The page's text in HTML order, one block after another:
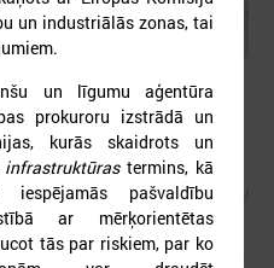
parāda plašu un
skolu tīklu Latvijā
plašu un detalizētu informāciju
un industriālās zonas, tai
un līgumu aģentūra
prokuroru izstrādā un
kurās skaidrots un
infrastruktūrastermins, kā
pašvaldību
ar mērķorientētas
tās par riskiem, par ko